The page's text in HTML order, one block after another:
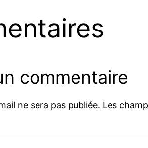
commentaire
ne sera pas publiée. Les